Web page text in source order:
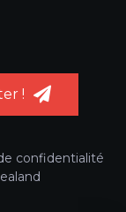
!
confidentialité